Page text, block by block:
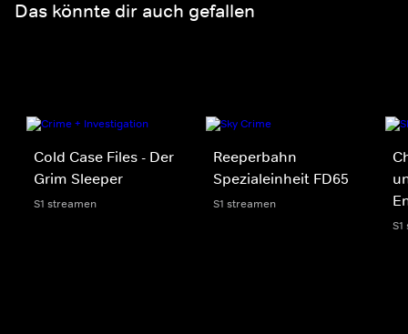
Das könnte dir auch gefallen
Cold Case Files - Der
Grim Sleeper
S1 streamen
Reeperbahn
Spezialeinheit FD65
S1 streamen